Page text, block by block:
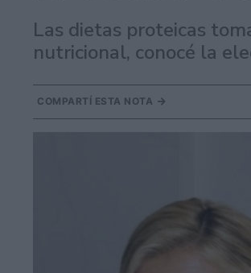
Las dietas proteicas
nutricional, conocé la
COMPARTÍ ESTA NOTA